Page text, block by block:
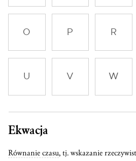
O P R
U V W
Ekwacja
Równanie czasu, tj. wskazanie